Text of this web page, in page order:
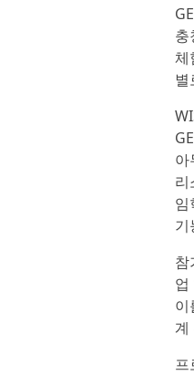
충
체
아
리
임
기
참
업
이
계
프